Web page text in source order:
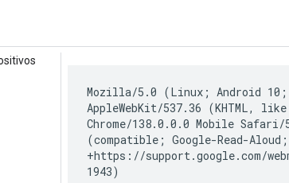
Mozilla/5.0 (Linux; Android 10;
AppleWebKit/537.36 (KHTML, like
Chrome/138.0.0.0 Mobile Safari/
(compatible; Google-Read-Aloud;
+https://support.google.com/
1943)